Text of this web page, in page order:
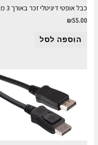
כבל אופטי דיגיטלי זכר באורך 3 מטר
₪55.00
הוספה לסל